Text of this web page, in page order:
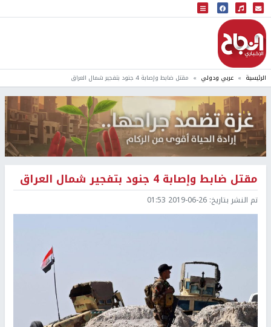
البث المباشر
إذاعة النجاح
الرئيسية عربي ودولي مقتل ضابط وإصابة 4 جنود بتفجير شمال العراق
مقتل ضابط وإصابة 4 جنود بتفجير شمال العراق
تم النشر بتاريخ: 2019-06-26 01:53